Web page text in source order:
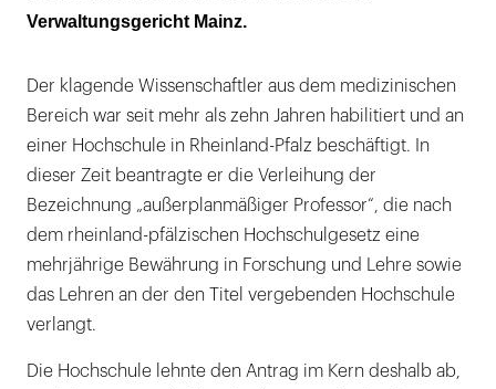
Verwaltungsgericht Mainz.
Der klagende Wissenschaftler aus dem medizinischen
Bereich war seit mehr als zehn Jahren habilitiert und an
einer Hochschule in Rheinland-Pfalz beschäftigt. In
dieser Zeit beantragte er die Verleihung der
Bezeichnung „außerplanmäßiger Professor“, die nach
dem rheinland-pfälzischen Hochschulgesetz eine
mehrjährige Bewährung in Forschung und Lehre sowie
das Lehren an der den Titel vergebenden Hochschule
verlangt.
Die Hochschule lehnte den Antrag im Kern deshalb ab,